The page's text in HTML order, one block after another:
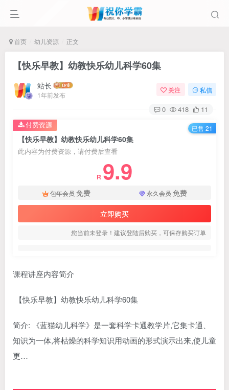
首页 幼儿资源 正文
【快乐早教】幼教快乐幼儿科学60集
站长
1年前发布
关注 私信
0 418 11
【快乐早教】幼教快乐幼儿科学60集
此内容为付费资源，请付费后查看
R 9.9
包年会员 免费 永久会员 免费
立即购买
您当前未登录！建议登陆后购买，可保存购买订单
付费资源 已售 21
课程讲座内容简介
【快乐早教】幼教快乐幼儿科学60集
简介: 《蓝猫幼儿科学》是一套科学卡通教学片,它集卡通、
知识为一体,将枯燥的科学知识用动画的形式演示出来,使儿童
更…